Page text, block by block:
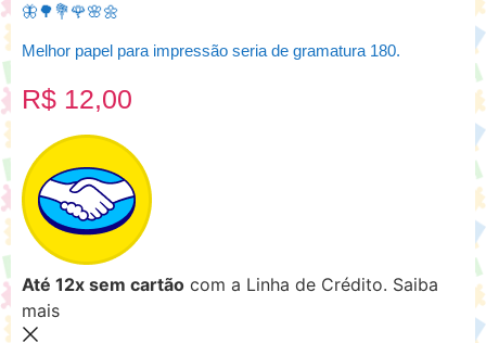
🦋🌳💐🌹🌸🌼
Melhor papel para impressão seria de gramatura 180.
R$ 12,00
Até 12x sem cartão com a Linha de Crédito. Saiba
mais